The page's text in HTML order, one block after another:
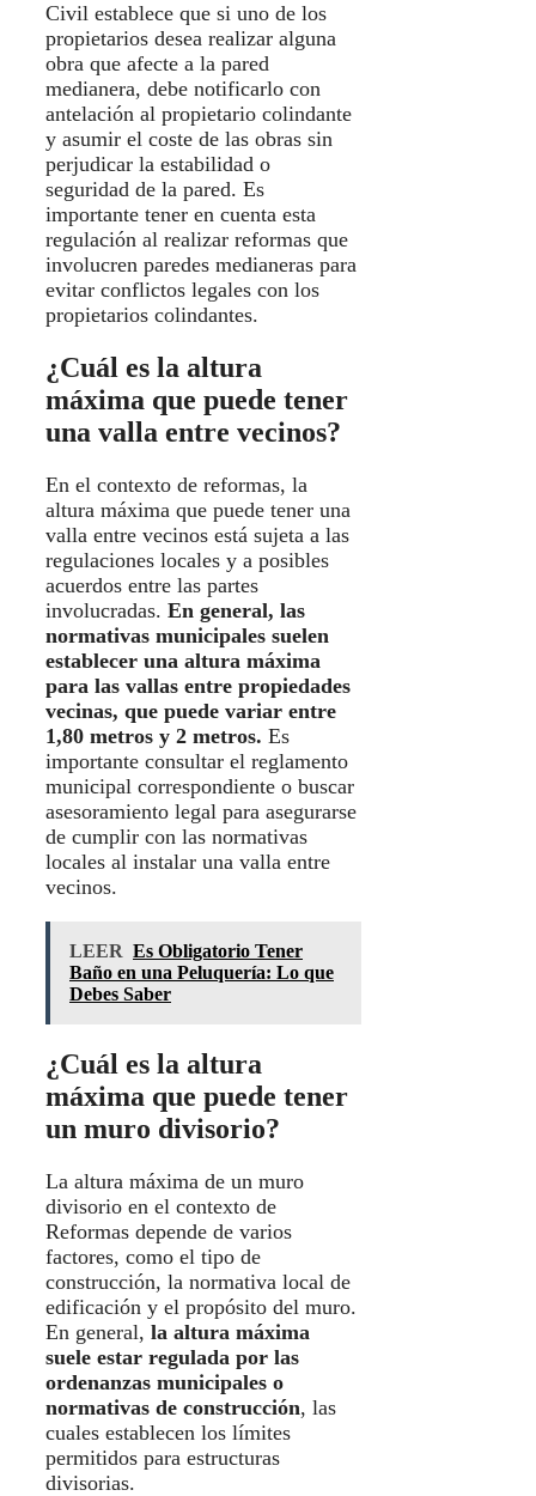
Civil establece que si uno de los
propietarios desea realizar alguna
obra que afecte a la pared
medianera, debe notificarlo con
antelación al propietario colindante
y asumir el coste de las obras sin
perjudicar la estabilidad o
seguridad de la pared. Es
importante tener en cuenta esta
regulación al realizar reformas que
involucren paredes medianeras para
evitar conflictos legales con los
propietarios colindantes.
¿Cuál es la altura
máxima que puede tener
una valla entre vecinos?
En el contexto de reformas, la
altura máxima que puede tener una
valla entre vecinos está sujeta a las
regulaciones locales y a posibles
acuerdos entre las partes
involucradas. En general, las
normativas municipales suelen
establecer una altura máxima
para las vallas entre propiedades
vecinas, que puede variar entre
1,80 metros y 2 metros. Es
importante consultar el reglamento
municipal correspondiente o buscar
asesoramiento legal para asegurarse
de cumplir con las normativas
locales al instalar una valla entre
vecinos.
LEER Es Obligatorio Tener
Baño en una Peluquería: Lo que
Debes Saber
¿Cuál es la altura
máxima que puede tener
un muro divisorio?
La altura máxima de un muro
divisorio en el contexto de
Reformas depende de varios
factores, como el tipo de
construcción, la normativa local de
edificación y el propósito del muro.
En general, la altura máxima
suele estar regulada por las
ordenanzas municipales o
normativas de construcción, las
cuales establecen los límites
permitidos para estructuras
divisorias.